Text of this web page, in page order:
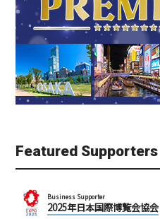
Featured Supporters
Business Supporter
2025年日本国際博覧会協会